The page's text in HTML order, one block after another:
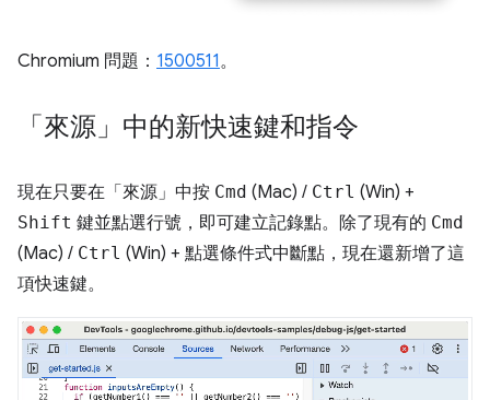
Chromium 問題： 1500511。
「來源」中的新快速鍵和指令
現在只要在「來源」 中按 Cmd (Mac) / Ctrl (Win) +
Shift 鍵並點選行號，即可建立記錄點。除了現有的 Cmd
(Mac) / Ctrl (Win) + 點選條件式中斷點，現在還新增了這
項快速鍵。